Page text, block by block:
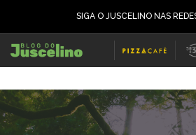
SIGA O JUSCELINO NAS